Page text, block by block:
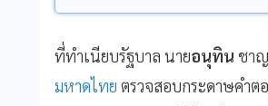
ที่ทำเนียบรัฐบาล นายอนุทิน ชา
มหาดไทย ตรวจสอบกระดาษคำต